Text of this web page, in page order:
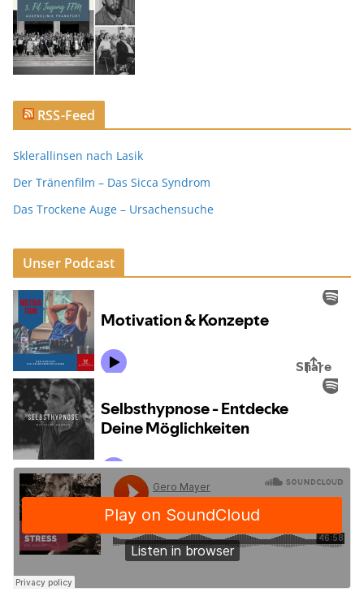
RSS-Feed
Sklerallinsen nach Lasik
Der Tränenfilm – Das Sicca Syndrom
Das Trockene Auge – Ursachensuche
Unser Podcast